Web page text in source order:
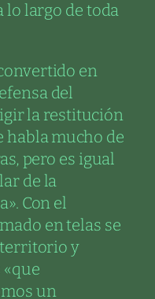
lo largo de toda
en
del
la restitución
habla mucho de
pero es igual
de la
Con el
en telas se
y
un